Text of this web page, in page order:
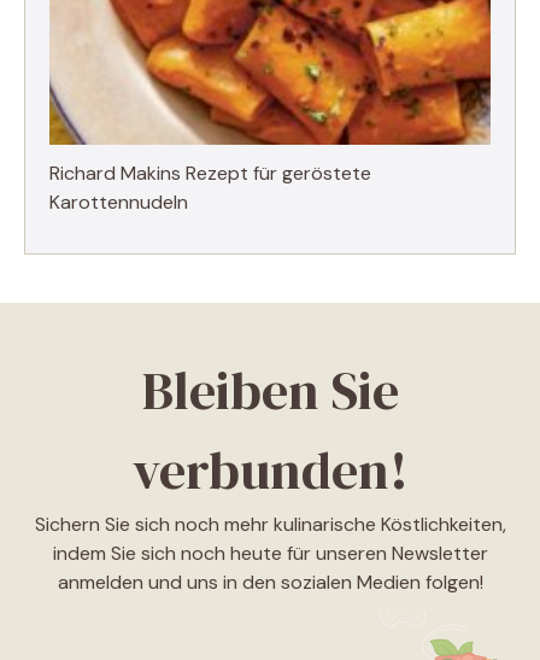
Richard Makins Rezept für geröstete
Karottennudeln
Bleiben Sie
verbunden!
Sichern Sie sich noch mehr kulinarische Köstlichkeiten,
indem Sie sich noch heute für unseren Newsletter
anmelden und uns in den sozialen Medien folgen!